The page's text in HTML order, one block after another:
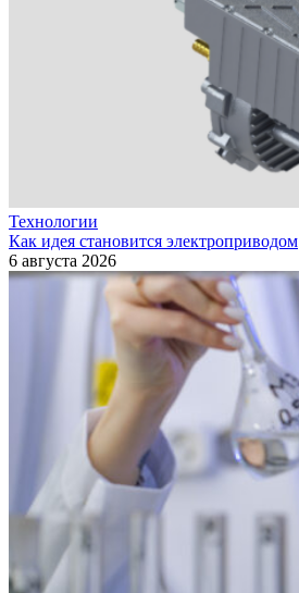
Технологии
Как идея становится электроприводом
6 августа 2026